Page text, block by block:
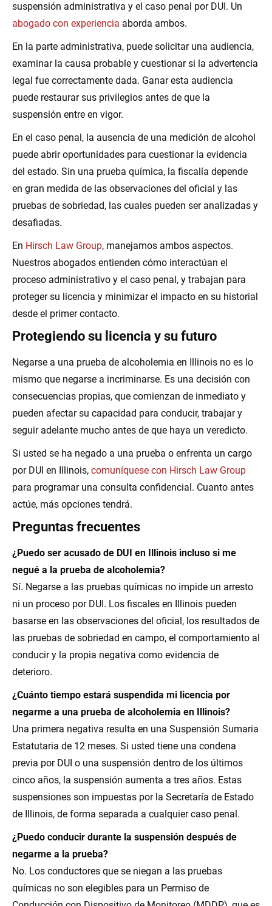
suspensión administrativa y el caso penal por DUI. Un
abogado con experiencia aborda ambos.
En la parte administrativa, puede solicitar una audiencia,
examinar la causa probable y cuestionar si la advertencia
legal fue correctamente dada. Ganar esta audiencia
puede restaurar sus privilegios antes de que la
suspensión entre en vigor.
En el caso penal, la ausencia de una medición de alcohol
puede abrir oportunidades para cuestionar la evidencia
del estado. Sin una prueba química, la fiscalía depende
en gran medida de las observaciones del oficial y las
pruebas de sobriedad, las cuales pueden ser analizadas y
desafiadas.
En Hirsch Law Group, manejamos ambos aspectos.
Nuestros abogados entienden cómo interactúan el
proceso administrativo y el caso penal, y trabajan para
proteger su licencia y minimizar el impacto en su historial
desde el primer contacto.
Protegiendo su licencia y su futuro
Negarse a una prueba de alcoholemia en Illinois no es lo
mismo que negarse a incriminarse. Es una decisión con
consecuencias propias, que comienzan de inmediato y
pueden afectar su capacidad para conducir, trabajar y
seguir adelante mucho antes de que haya un veredicto.
Si usted se ha negado a una prueba o enfrenta un cargo
por DUI en Illinois, comuníquese con Hirsch Law Group
para programar una consulta confidencial. Cuanto antes
actúe, más opciones tendrá.
Preguntas frecuentes
¿Puedo ser acusado de DUI en Illinois incluso si me
negué a la prueba de alcoholemia?
Sí. Negarse a las pruebas químicas no impide un arresto
ni un proceso por DUI. Los fiscales en Illinois pueden
basarse en las observaciones del oficial, los resultados de
las pruebas de sobriedad en campo, el comportamiento al
conducir y la propia negativa como evidencia de
deterioro.
¿Cuánto tiempo estará suspendida mi licencia por
negarme a una prueba de alcoholemia en Illinois?
Una primera negativa resulta en una Suspensión Sumaria
Estatutaria de 12 meses. Si usted tiene una condena
previa por DUI o una suspensión dentro de los últimos
cinco años, la suspensión aumenta a tres años. Estas
suspensiones son impuestas por la Secretaría de Estado
de Illinois, de forma separada a cualquier caso penal.
¿Puedo conducir durante la suspensión después de
negarme a la prueba?
No. Los conductores que se niegan a las pruebas
químicas no son elegibles para un Permiso de